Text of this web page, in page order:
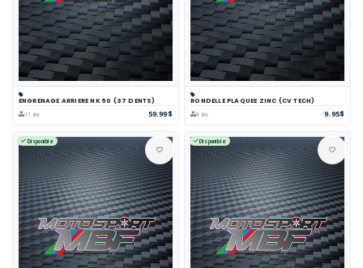
ENGRENAGE ARRIERE NK 50 (37 DENTS)
11 inv. 59.99$
RONDELLE PLAQUEE ZINC (CV TECH)
9 inv. 9.95$
Disponible Disponible